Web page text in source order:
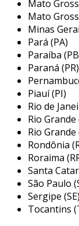
benefícios,
resistência
possui alta
de
na
baixo custo
costumam
materiais,
empresas
eficiência
interceptar
os filtros
impurezas
Mato
Mato
Minas
Pará (PA)
Paraíba
Paraná (PR)
Piauí (PI)
Rio de
Rio
Rio Grande
Rondônia
Roraima
Santa
São Paulo
Sergipe (SE)
Tocantins